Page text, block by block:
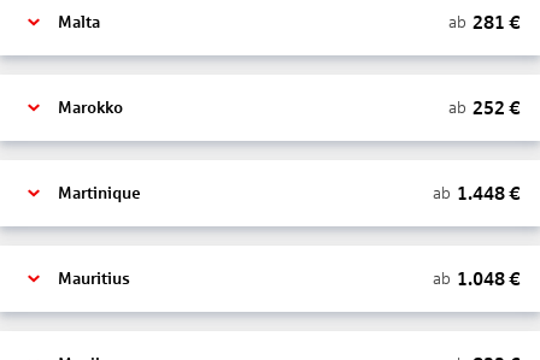
Malta ab 281 €
Marokko ab 252 €
Martinique ab 1.448€
Mauritius ab 1.048€